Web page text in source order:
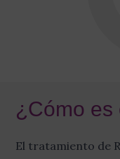
¿Cómo es
El tratamiento de